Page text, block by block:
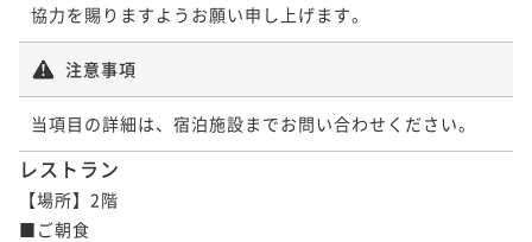
協力を賜りますようお願い申し上げます。
注意事項
当項目の詳細は、宿泊施設までお問い合わせください。
レストラン
【場所】2階
■ご朝食